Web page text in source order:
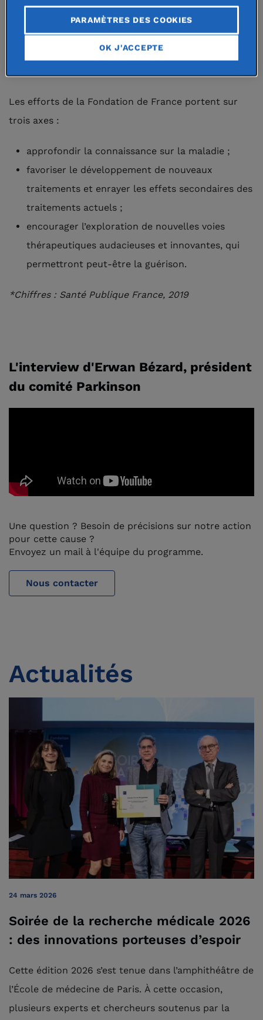
Si aujourd’hui les traitements n’agissent que sur les
symptômes, l’espoir est de mettre au point un
traitement curatif. En attendant, l’amélioration de la
qualité de vie des patients est une priorité.
Les efforts de la Fondation de France portent sur
trois axes :
approfondir la connaissance sur la maladie ;
favoriser le développement de nouveaux
traitements et enrayer les effets secondaires des
traitements actuels ;
encourager l’exploration de nouvelles voies
thérapeutiques audacieuses et innovantes, qui
permettront peut-être la guérison.
*Chiffres : Santé Publique France, 2019
L'interview d'Erwan Bézard, président
du comité Parkinson
Une question ? Besoin de précisions sur notre action
pour cette cause ?
Envoyez un mail à l'équipe du programme.
Nous contacter
Actualités
24 mars 2026
Soirée de la recherche médicale 2026
: des innovations porteuses d’espoir
Cette édition 2026 s’est tenue dans l’amphithéâtre de
l’École de médecine de Paris. À cette occasion,
plusieurs experts et chercheurs soutenus par la
PARAMÈTRES DES COOKIES
OK J'ACCEPTE